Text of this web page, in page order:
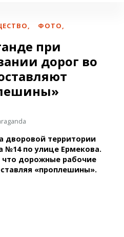
, ФОТО,
при
дорог во
дворовой территории
по улице Ермекова.
дорожные рабочие
«проплешины».